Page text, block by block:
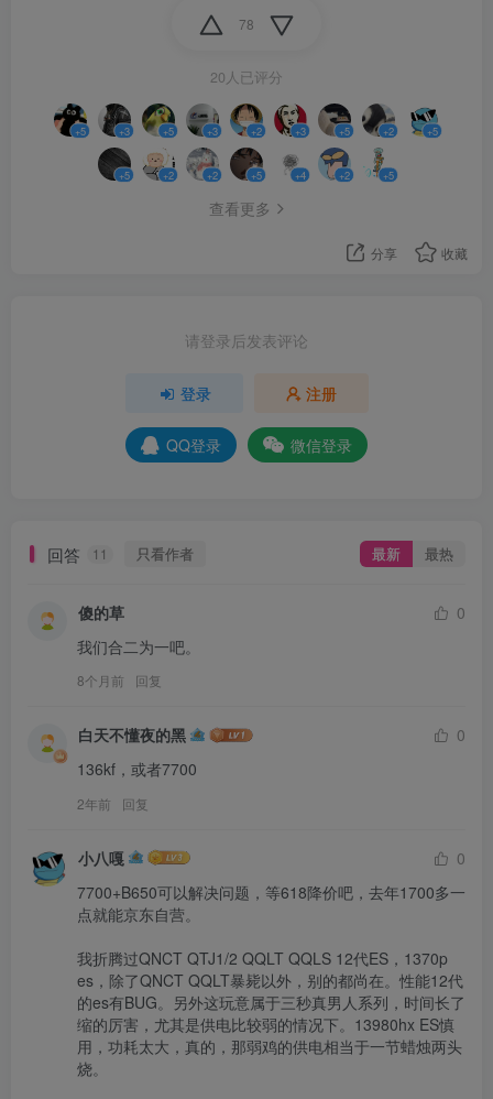
78
20人已评分
+5 +3 +5 +3 +2 +3 +5 +2 +5
+5 +2 +2 +5 +4 +2 +5
查看更多
分享 收藏
请登录后发表评论
登录 注册
QQ登录 微信登录
回答 11 只看作者 最新 最热
傻的草
0
我们合二为一吧。
8个月前 回复
白天不懂夜的黑
0
136kf，或者7700
2年前 回复
小八嘎
0
7700+B650可以解决问题，等618降价吧，去年1700多一
点就能京东自营。
我折腾过QNCT QTJ1/2 QQLT QQLS 12代ES，1370p
es，除了QNCT QQLT暴毙以外，别的都尚在。性能12代
的es有BUG。另外这玩意属于三秒真男人系列，时间长了
缩的厉害，尤其是供电比较弱的情况下。13980hx ES慎
用，功耗太大，真的，那弱鸡的供电相当于一节蜡烛两头
烧。